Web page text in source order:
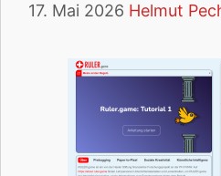
17. Mai 2026 Helmut